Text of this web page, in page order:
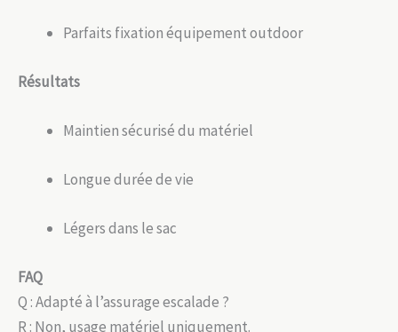
Parfaits fixation équipement outdoor
Résultats
Maintien sécurisé du matériel
Longue durée de vie
Légers dans le sac
FAQ
Q : Adapté à l’assurage escalade ?
R : Non, usage matériel uniquement.